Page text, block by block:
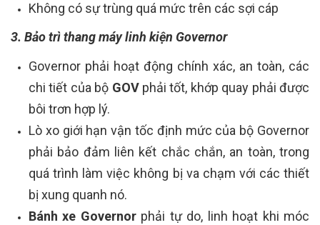
Không có sự trùng quá mức trên các sợi cáp
3. Bảo trì thang máy linh kiện Governor
Governor phải hoạt động chính xác, an toàn, các
chi tiết của bộ GOVphải tốt, khớp quay phải được
bôi trơn hợp lý.
Lò xo giới hạn vận tốc định mức của bộ Governor
phải bảo đảm liên kết chắc chắn, an toàn, trong
quá trình làm việc không bị va chạm với các thiết
bị xung quanh nó.
Bánh xe Governorphải tự do, linh hoạt khi móc